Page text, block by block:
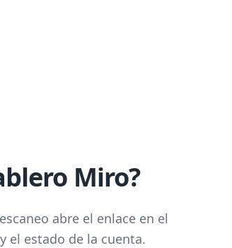
Miro?
abre el enlace en el
el estado de la cuenta.